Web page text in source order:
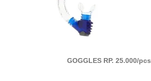
GOGGLES RP. 25.000/pcs